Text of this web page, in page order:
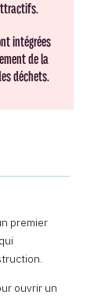
intégrées
de la
déchets.
premier
ouvrir un